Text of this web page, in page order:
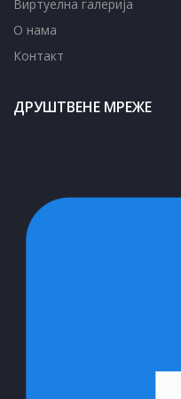
Виртуелна галерија
О нама
Контакт
ДРУШТВЕНЕ МРЕЖЕ